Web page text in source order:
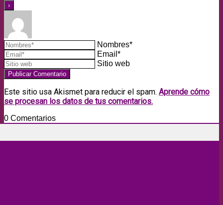
Nombres*
Email*
Sitio web
Este sitio usa Akismet para reducir el spam. Aprende cómo
se procesan los datos de tus comentarios.
0 Comentarios